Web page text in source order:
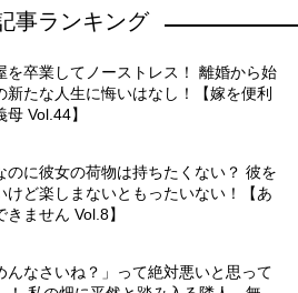
事ランキング
を卒業してノーストレス！ 離婚から始
新たな人生に悔いはなし！【嫁を便利
Vol.44】
のに彼女の荷物は持ちたくない？ 彼を
けど楽しまないともったいない！【あ
ません Vol.8】
んなさいね？」って絶対悪いと思って